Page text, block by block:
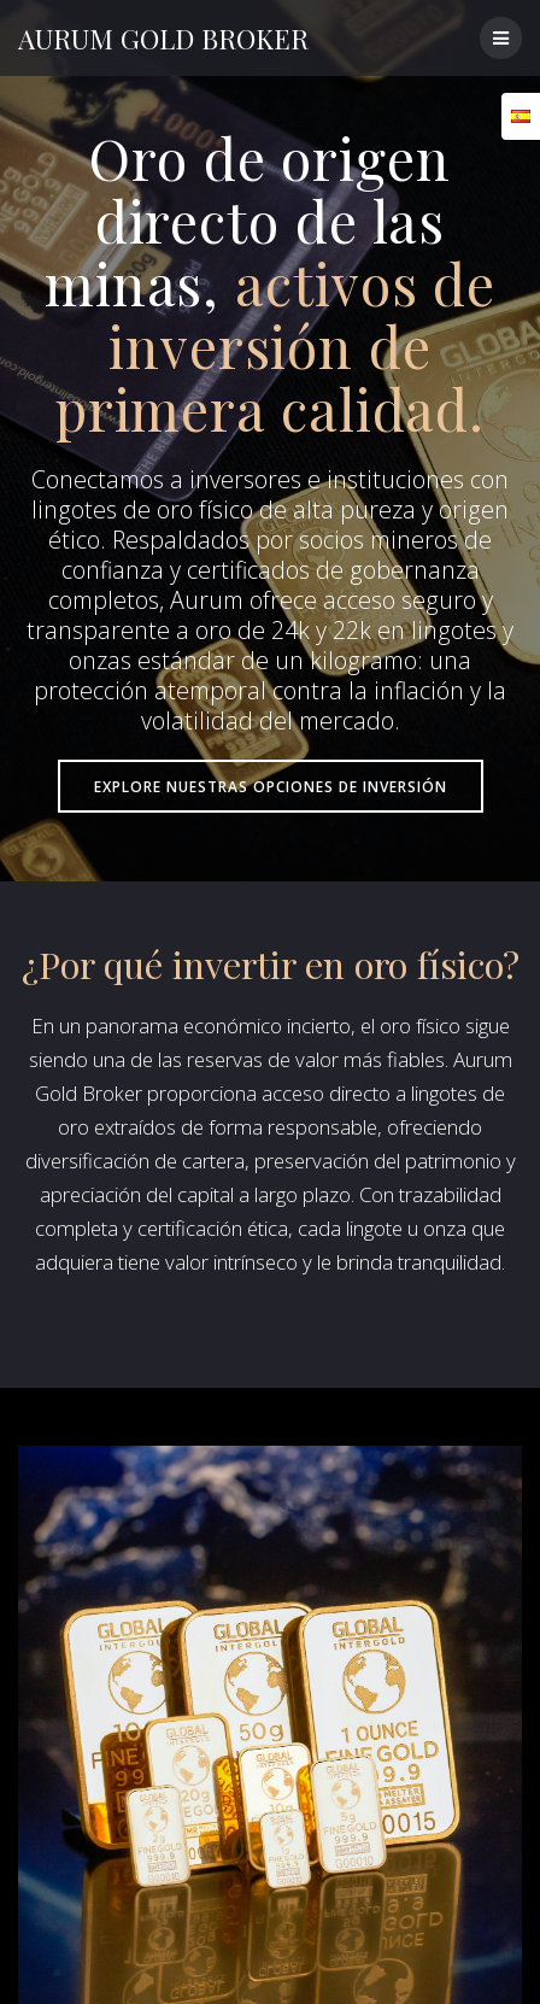
to
AURUM GOLD BROKER
Oro de origen
directo de las
minas, activos de
inversión de
primera calidad.
Conectamos a inversores e instituciones con
lingotes de oro físico de alta pureza y origen
ético. Respaldados por socios mineros de
confianza y certificados de gobernanza
completos, Aurum ofrece acceso seguro y
transparente a oro de 24k y 22k en lingotes y
onzas estándar de un kilogramo: una
protección atemporal contra la inflación y la
volatilidad del mercado.
EXPLORE NUESTRAS OPCIONES DE INVERSIÓN
¿Por qué invertir en oro físico?
En un panorama económico incierto, el oro físico sigue
siendo una de las reservas de valor más fiables. Aurum
Gold Broker proporciona acceso directo a lingotes de
oro extraídos de forma responsable, ofreciendo
diversificación de cartera, preservación del patrimonio y
apreciación del capital a largo plazo. Con trazabilidad
completa y certificación ética, cada lingote u onza que
adquiera tiene valor intrínseco y le brinda tranquilidad.